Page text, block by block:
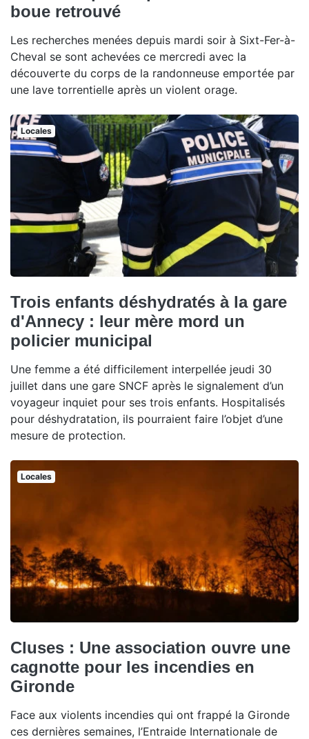
boue retrouvé
Les recherches menées depuis mardi soir à Sixt-Fer-à-
Cheval se sont achevées ce mercredi avec la
découverte du corps de la randonneuse emportée par
une lave torrentielle après un violent orage.
Locales
Trois enfants déshydratés à la gare
d'Annecy : leur mère mord un
policier municipal
Une femme a été difficilement interpellée jeudi 30
juillet dans une gare SNCF après le signalement d’un
voyageur inquiet pour ses trois enfants. Hospitalisés
pour déshydratation, ils pourraient faire l’objet d’une
mesure de protection.
Locales
Cluses : Une association ouvre une
cagnotte pour les incendies en
Gironde
Face aux violents incendies qui ont frappé la Gironde
ces dernières semaines, l’Entraide Internationale de